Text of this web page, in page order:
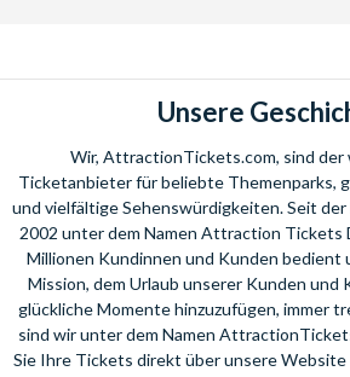
Unsere
Wir, AttractionTickets.com, sind
Ticketanbieter für beliebte Themenparks,
und vielfältige Sehenswürdigkeiten. Seit der
2002 unter dem Namen Attraction Tickets
Millionen Kundinnen und Kunden bedient
Mission, dem Urlaub unserer Kunden und
glückliche Momente hinzuzufügen, immer
sind wir unter dem Namen
Sie Ihre Tickets direkt über unsere Website